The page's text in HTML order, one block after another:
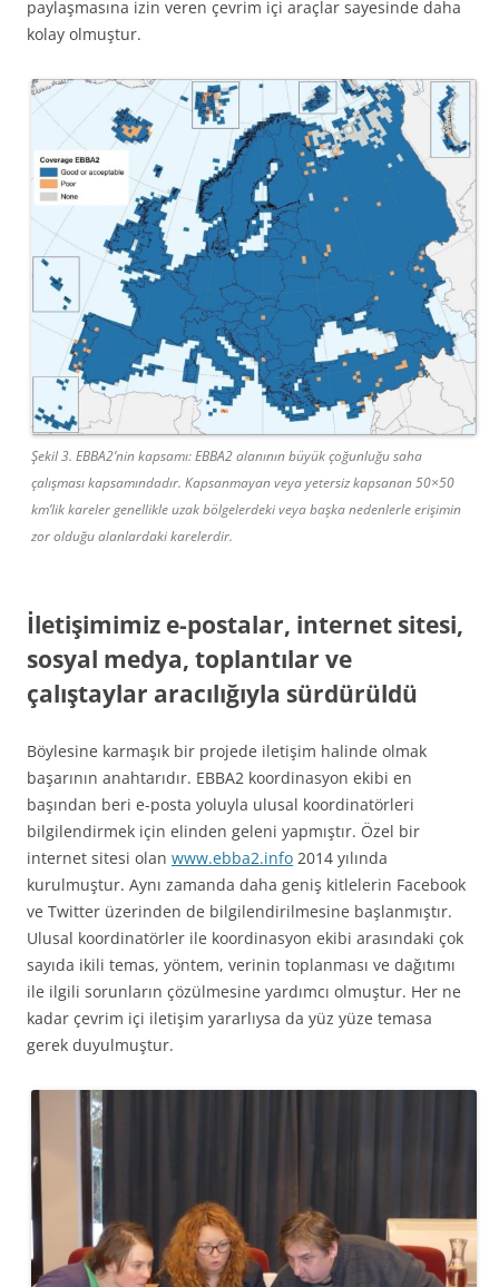
paylaşmasına izin veren çevrim içi araçlar sayesinde daha
kolay olmuştur.
Şekil 3. EBBA2’nin kapsamı: EBBA2 alanının büyük çoğunluğu saha
çalışması kapsamındadır. Kapsanmayan veya yetersiz kapsanan 50×50
km’lik kareler genellikle uzak bölgelerdeki veya başka nedenlerle erişimin
zor olduğu alanlardaki karelerdir.
İletişimimiz e-postalar, internet sitesi,
sosyal medya, toplantılar ve
çalıştaylar aracılığıyla sürdürüldü
Böylesine karmaşık bir projede iletişim halinde olmak
başarının anahtarıdır. EBBA2 koordinasyon ekibi en
başından beri e-posta yoluyla ulusal koordinatörleri
bilgilendirmek için elinden geleni yapmıştır. Özel bir
internet sitesi olan www.ebba2.info 2014 yılında
kurulmuştur. Aynı zamanda daha geniş kitlelerin Facebook
ve Twitter üzerinden de bilgilendirilmesine başlanmıştır.
Ulusal koordinatörler ile koordinasyon ekibi arasındaki çok
sayıda ikili temas, yöntem, verinin toplanması ve dağıtımı
ile ilgili sorunların çözülmesine yardımcı olmuştur. Her ne
kadar çevrim içi iletişim yararlıysa da yüz yüze temasa
gerek duyulmuştur.